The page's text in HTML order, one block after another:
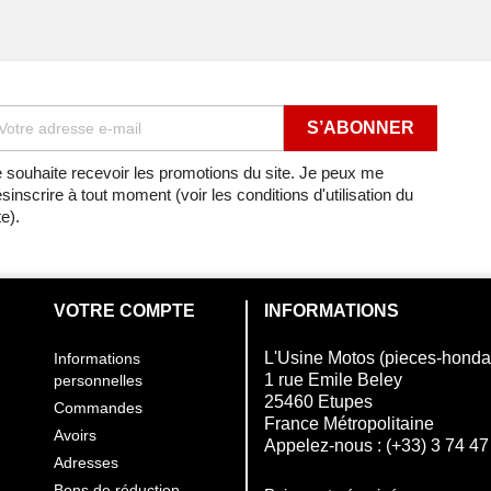
SILENCIEUX
1990 SILENCIEUX
SILENCIEUX
SILENCIEUX
SILENCIEUX
SILENCIEUX
souhaite recevoir les promotions du site. Je peux me
à tout moment (voir les conditions d'utilisation du
VOTRE COMPTE
Informations
personnelles
Commandes
Avoirs
Adresses
INFORMATIONS
L'Usine Motos (pieces-
1 rue Emile Beley
25460 Etupes
France Métropolitaine
Appelez-nous : (+33) 3 74